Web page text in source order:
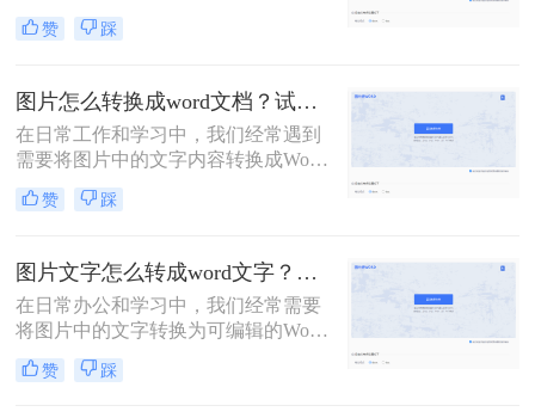
作中不可或缺的一部分。这不仅便于
存储、共享和编辑，还能有效减少纸
把图片转换成电子版文档呢？本文将
详细介绍几种将图片转换成电子版文
档的方法，帮助您轻松实现这一转换
过程。
赞 踩
图片怎么转换成word文档？试试这四个方法！
在日常工作和学习中，我们经常遇到
需要将图片中的文字内容转换成Word
文档的情况。这可能是因为图片中的
信息需要编辑、修改或进一步处理，
效。幸运的是，随着技术的发展，现
在有多种方法可以将图片转换成Word
文档，让这一过程变得简单快捷。本
文将为您详细介绍图片怎么转换成
word文档，包括使用OCR技术、在线
转换工具、桌面软件以及手机应用等
赞 踩
图片文字怎么转成word文字？教你两个方法免费转换！
在日常办公和学习中，我们经常需要
将图片中的文字转换为可编辑的Word
文档。这一需求在资料整理、笔记制
作以及信息提取等场景中尤为常见。
赞 踩